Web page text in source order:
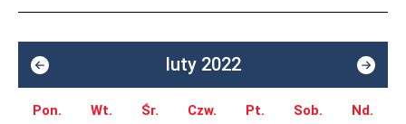
luty 2022
Pon. Wt. Śr. Czw. Pt. Sob. Nd.